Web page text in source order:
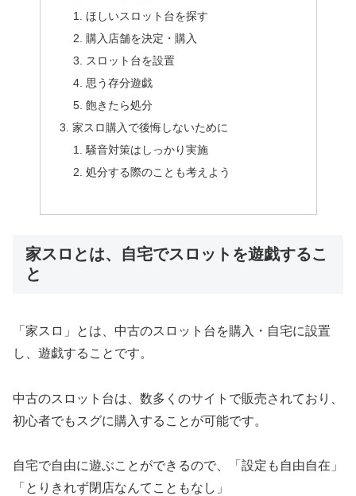
ほしいスロット台を探す
購入店舗を決定・購入
スロット台を設置
思う存分遊戯
飽きたら処分
家スロ購入で後悔しないために
騒音対策はしっかり実施
処分する際のことも考えよう
家スロとは、自宅でスロットを遊戯するこ
と
「家スロ」とは、中古のスロット台を購入・自宅に設置
し、遊戯することです。
中古のスロット台は、数多くのサイトで販売されており、
初心者でもスグに購入することが可能です。
自宅で自由に遊ぶことができるので、「設定も自由自在」
「とりきれず閉店なんてこともなし」